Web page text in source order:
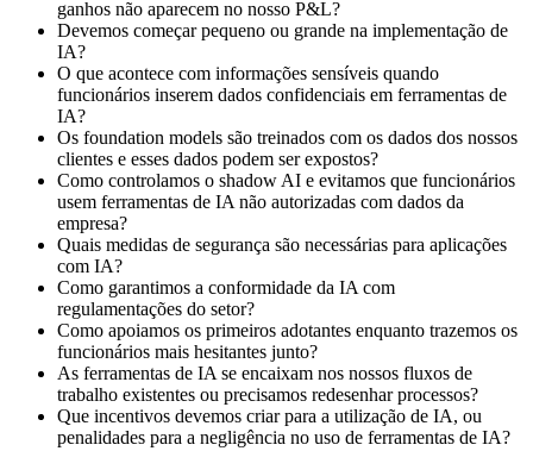
ganhos não aparecem no nosso P&L?
Devemos começar pequeno ou grande na implementação de
IA?
O que acontece com informações sensíveis quando
funcionários inserem dados confidenciais em ferramentas de
IA?
Os foundation models são treinados com os dados dos nossos
clientes e esses dados podem ser expostos?
Como controlamos o shadow AI e evitamos que funcionários
usem ferramentas de IA não autorizadas com dados da
empresa?
Quais medidas de segurança são necessárias para aplicações
com IA?
Como garantimos a conformidade da IA com
regulamentações do setor?
Como apoiamos os primeiros adotantes enquanto trazemos os
funcionários mais hesitantes junto?
As ferramentas de IA se encaixam nos nossos fluxos de
trabalho existentes ou precisamos redesenhar processos?
Que incentivos devemos criar para a utilização de IA, ou
penalidades para a negligência no uso de ferramentas de IA?